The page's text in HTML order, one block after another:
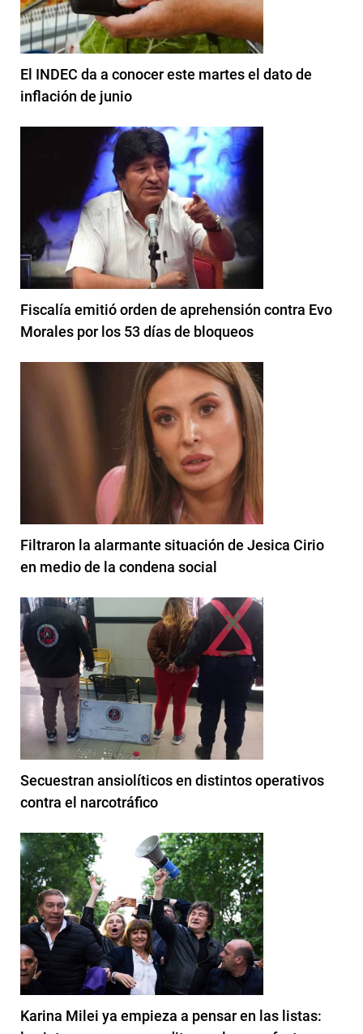
El INDEC da a conocer este martes el dato de
inflación de junio
Fiscalía emitió orden de aprehensión contra Evo
Morales por los 53 días de bloqueos
Filtraron la alarmante situación de Jesica Cirio
en medio de la condena social
Secuestran ansiolíticos en distintos operativos
contra el narcotráfico
Karina Milei ya empieza a pensar en las listas: